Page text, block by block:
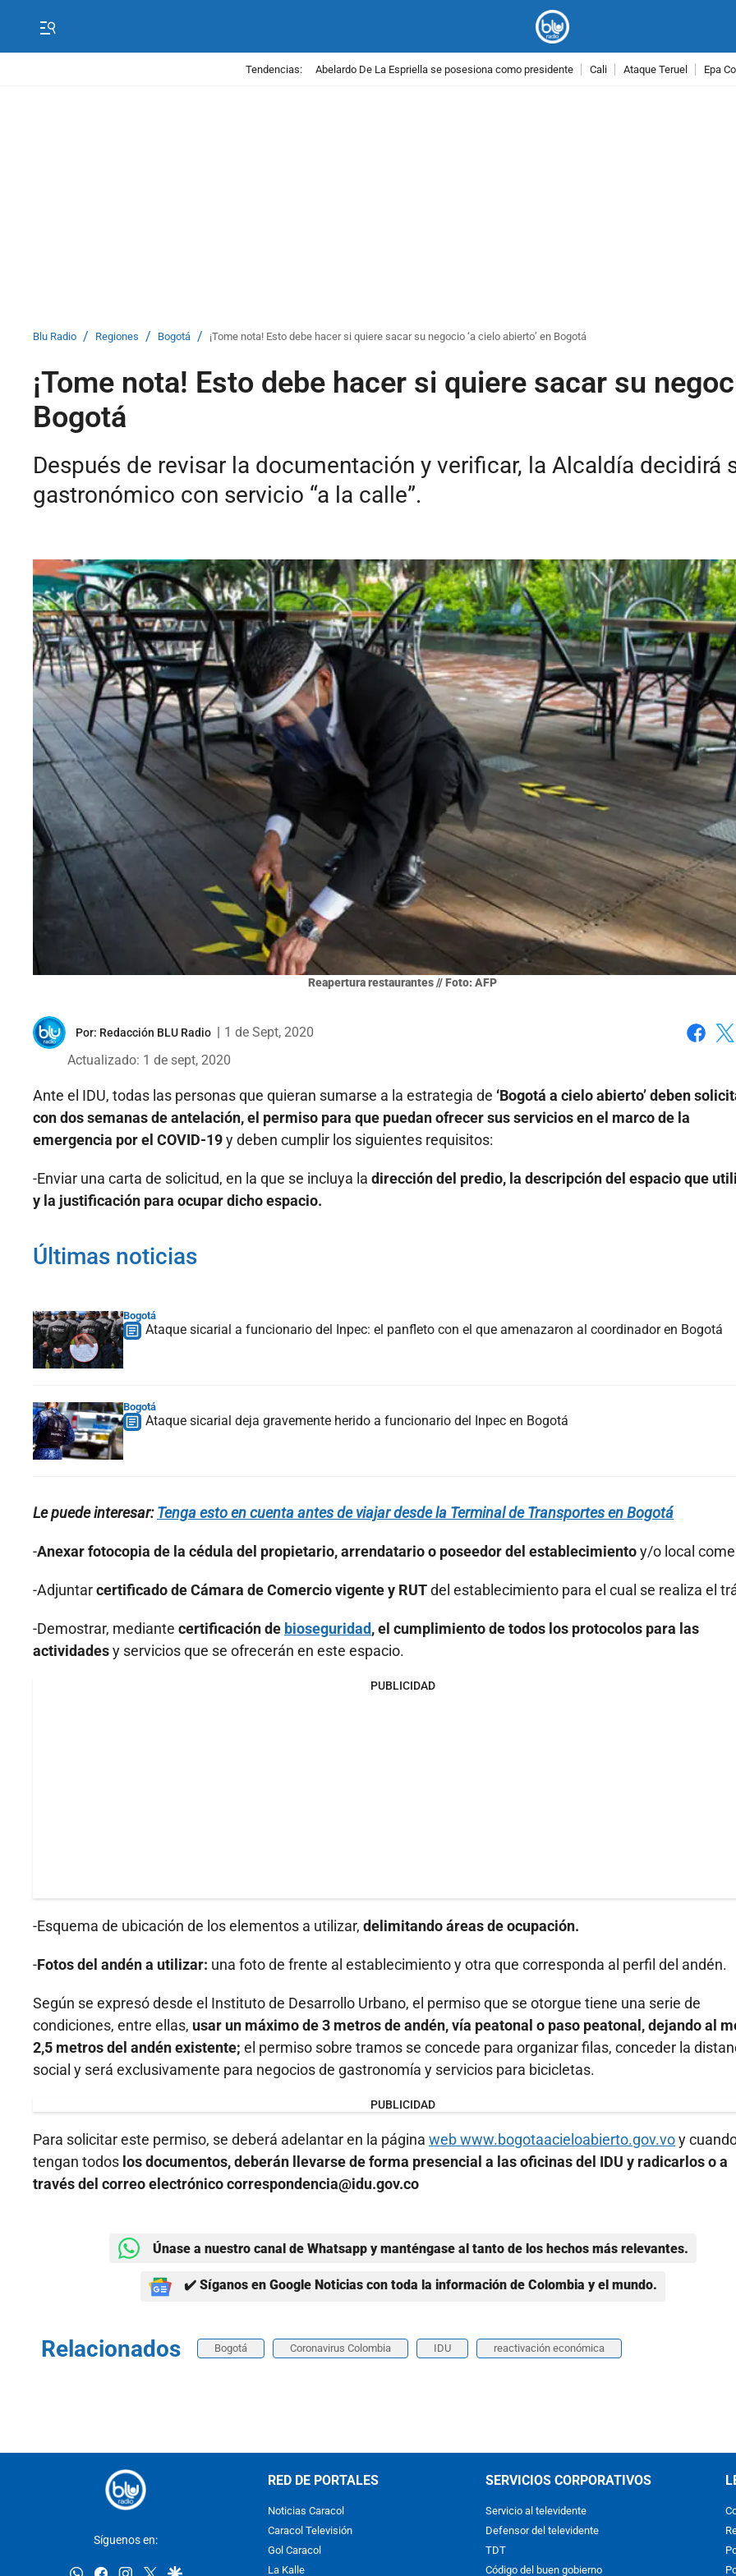
Tendencias: Abelardo De La Espriella se posesiona como presidente Cali Ataque Teruel Epa
Blu Radio / Regiones / Bogotá / ¡Tome nota! Esto debe hacer si quiere sacar su negocio ‘a cielo abierto’ en Bogotá
¡Tome nota! Esto debe hacer si quiere sacar su
Bogotá
Después de revisar la documentación y verificar, la Alcaldía decidirá
gastronómico con servicio “a la calle”.
Reapertura restaurantes // Foto: AFP
Por: Redacción BLU Radio
1 de Sept, 2020
Actualizado: 1 de sept, 2020
Ante el IDU, todas las personas que quieran sumarse a la estrategia de ‘Bogotá a cielo abierto’ deben
con dos semanas de antelación, el permiso para que puedan ofrecer sus servicios en el marco de la
emergencia por el COVID-19y deben cumplir los siguientes requisitos:
-Enviar una carta de solicitud, en la que se incluya la dirección del predio, la descripción del espacio que
y la justificación para ocupar dicho espacio.
Últimas noticias
Bogotá
Ataque sicarial a funcionario del Inpec: el panfleto con el que amenazaron al coordinador en Bogotá
Bogotá
Ataque sicarial deja gravemente herido a funcionario del Inpec en Bogotá
Le puede interesar:Tenga esto en cuenta antes de viajar desde la Terminal de Transportes en Bogotá
-Anexar fotocopia de la cédula del propietario, arrendatario o poseedor del establecimientoy/o local
-Adjuntarcertificado de Cámara de Comercio vigente y RUTdel establecimiento para el cual se realiza el
-Demostrar, mediante certificación de bioseguridad, el cumplimiento de todos los protocolos para las
actividadesy servicios que se ofrecerán en este espacio.
PUBLICIDAD
-Esquema de ubicación de los elementos a utilizar, delimitando áreas de ocupación.
-Fotos del andén a utilizar: una foto de frente al establecimiento y otra que corresponda al perfil del andén.
Según se expresó desde el Instituto de Desarrollo Urbano, el permiso que se otorgue tiene una serie de
condiciones, entre ellas, usar un máximo de 3 metros de andén, vía peatonal o paso peatonal, dejando al
2,5 metros del andén existente; el permiso sobre tramos se concede para organizar filas, conceder la
social y será exclusivamente para negocios de gastronomía y servicios para bicicletas.
PUBLICIDAD
Para solicitar este permiso, se deberá adelantar en la página web www.bogotaacieloabierto.gov.voy
tengan todos los documentos, deberán llevarse de forma presencial a las oficinas del IDU y radicarlos o a
través del correo electrónico correspondencia@idu.gov.co
Únase a nuestro canal de Whatsapp y manténgase al tanto de los hechos más relevantes.
✔️ Síganos en Google Noticias con toda la información de Colombia y el mundo.
Relacionados Bogotá Coronavirus Colombia IDU reactivación económica
Síguenos en:
whatsappfacebookinstagram
twittergoogle
RED DE PORTALES
Noticias Caracol
Caracol Televisión
Gol Caracol
La Kalle
SERVICIOS CORPORATIVOS
Servicio al televidente
Defensor del televidente
TDT
Código del buen gobierno